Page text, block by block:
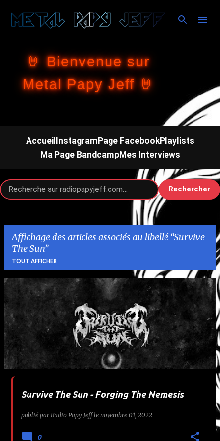
Accéder au contenu principal
🤘 Bienvenue sur
Metal Papy Jeff 🤘
Accueil InstagramPage FacebookPlaylists
Ma Page BandcampMes Interviews
Rechercher
Affichage des articles associés au libellé Survive
The Sun
TOUT AFFICHER
r
c
Survive The Sun - Forging The Nemesis
publié par Radio Papy Jeff le novembre 01, 2022
0